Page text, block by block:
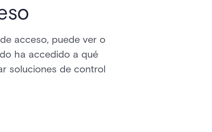
acceso, puede ver o
ha accedido a qué
soluciones de control